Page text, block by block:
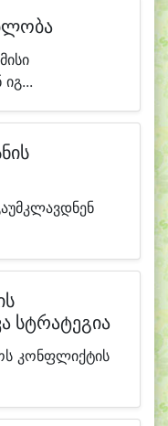
სტრატეგია
კონფლიქტის